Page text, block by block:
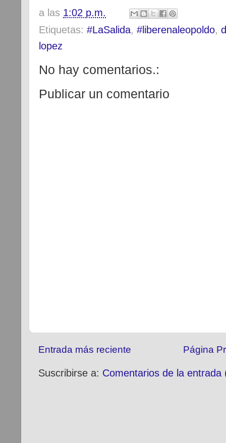
a las 1:02 p.m.
Etiquetas:#LaSalida,#liberenaleopoldo,
lopez
No hay comentarios.:
Publicar un comentario
Entrada más reciente Página
Suscribirse a: Comentarios de la entrada